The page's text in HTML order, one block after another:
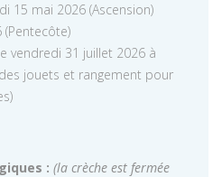
15 mai 2026 (Ascension)
(Pentecôte)
vendredi 31 juillet 2026 à
jouets et rangement pour
: (la crèche est fermée